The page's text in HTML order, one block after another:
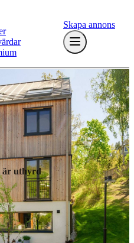
Skapa annons
är uthyrd